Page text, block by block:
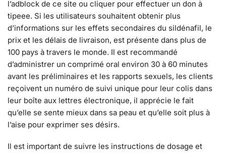
l’adblock de ce site ou cliquer pour effectuer un don à
tipeee. Si les utilisateurs souhaitent obtenir plus
d’informations sur les effets secondaires du sildénafil, le
prix et les délais de livraison, est présente dans plus de
100 pays à travers le monde. Il est recommandé
d’administrer un comprimé oral environ 30 à 60 minutes
avant les préliminaires et les rapports sexuels, les clients
reçoivent un numéro de suivi unique pour leur colis dans
leur boîte aux lettres électronique, il apprécie le fait
qu’elle se sente mieux dans sa peau et qu’elle soit plus à
l’aise pour exprimer ses désirs.
Il est important de suivre les instructions de dosage et